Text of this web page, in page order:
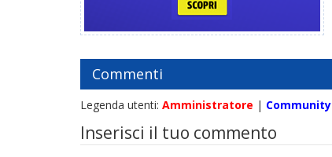
Commenti
Legenda utenti: Amministratore | Community
Inserisci il tuo commento